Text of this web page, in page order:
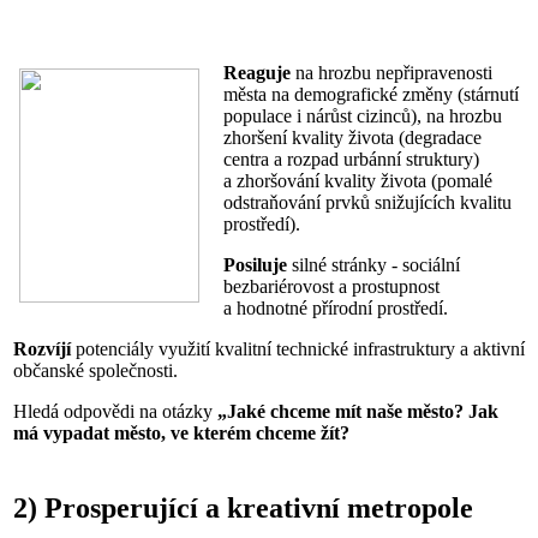
Reaguje na hrozbu nepřipravenosti
města na demografické změny (stárnutí
populace i nárůst cizinců), na hrozbu
zhoršení kvality života (degradace
centra a rozpad urbánní struktury)
a zhoršování kvality života (pomalé
odstraňování prvků snižujících kvalitu
prostředí).
Posiluje silné stránky - sociální
bezbariérovost a prostupnost
a hodnotné přírodní prostředí.
Rozvíjípotenciály využití kvalitní technické infrastruktury a aktivní
občanské společnosti.
Hledá odpovědi na otázky „Jaké chceme mít naše město? Jak
má vypadat město, ve kterém chceme žít?
2) Prosperující a kreativní metropole